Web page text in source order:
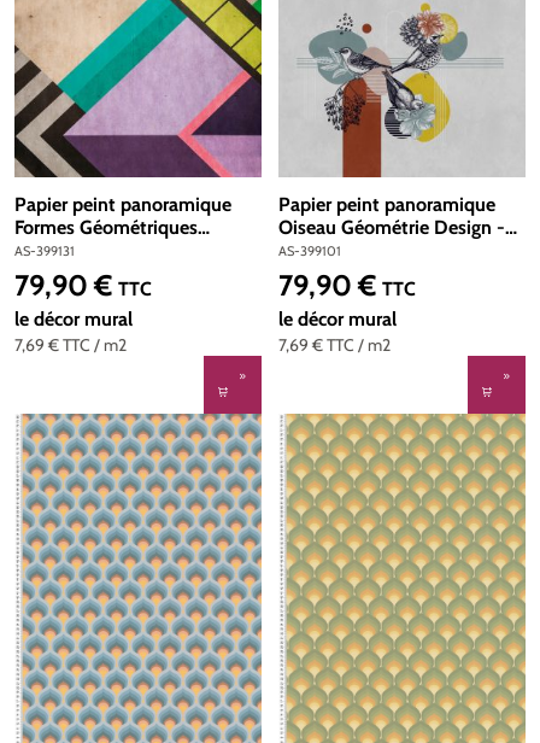
Papier peint panoramique
Formes Géométriques
Colorées - The Wall 3 d'A.S.
Création | Réf. AS-399131
AS-399131
7,69 €TTC / m2
Prix régulier :
79,90 € TTC
le décor mural
Papier peint panoramique
Oiseau Géométrie Design -
The Wall 3 d'A.S. Création |
Réf. AS-399101
AS-399101
7,69 €TTC / m2
Prix régulier :
79,90 € TTC
le décor mural